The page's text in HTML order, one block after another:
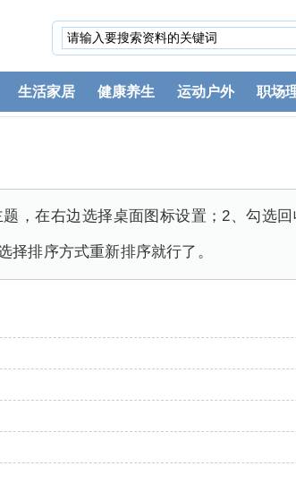
生活家居 健康养生 运动户外 职场
，在右边选择桌面图标设置；2、勾选
择排序方式重新排序就行了。